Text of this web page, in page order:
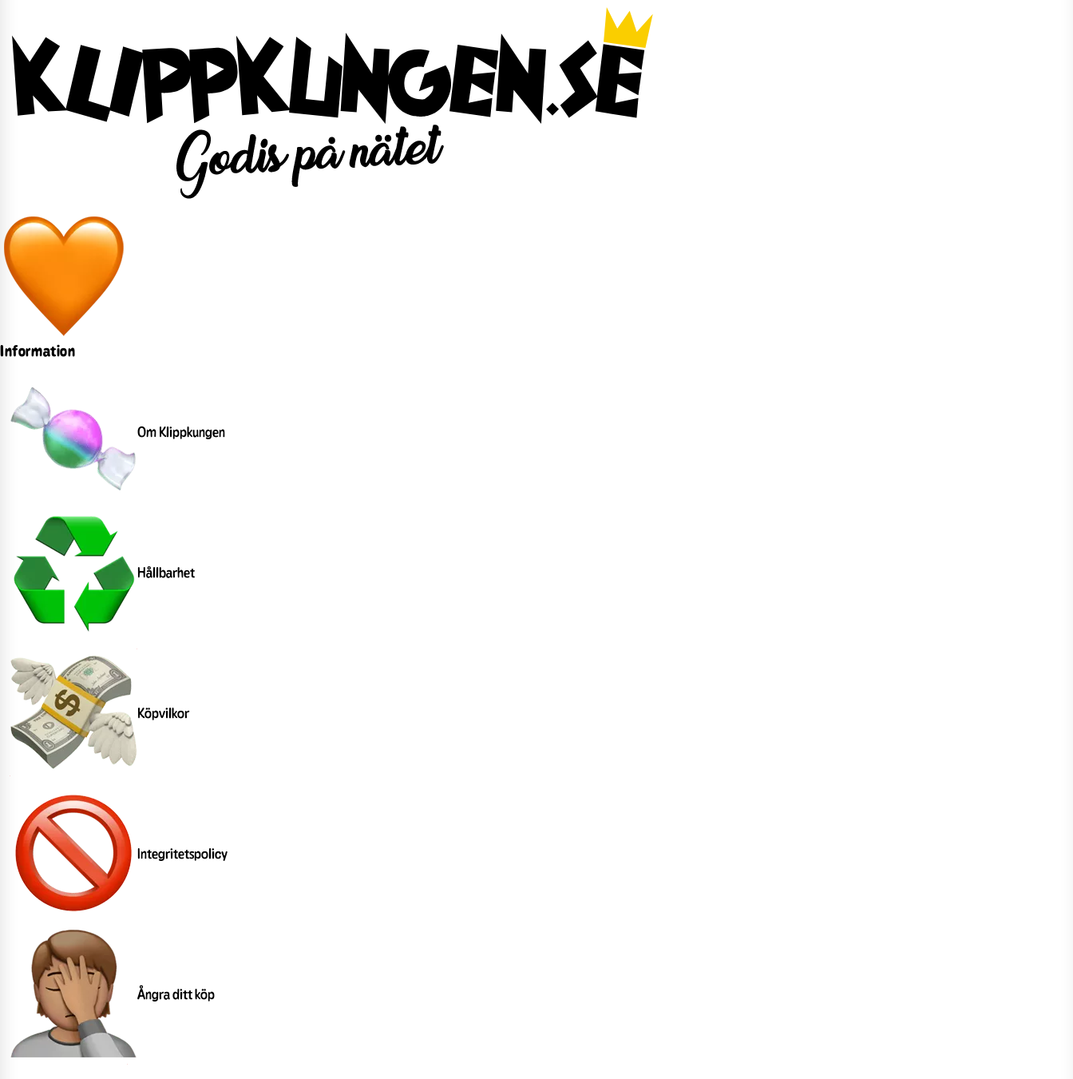
Information
Om Klippkungen
Hållbarhet
Köpvilkor
Integritetspolicy
Ångra ditt köp